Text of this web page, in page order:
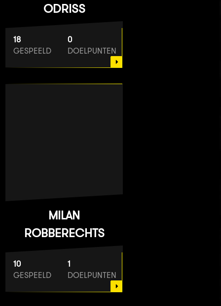
ODRISS
18
GESPEELD
0
DOELPUNTEN
MILAN
ROBBERECHTS
10
GESPEELD
1
DOELPUNTEN